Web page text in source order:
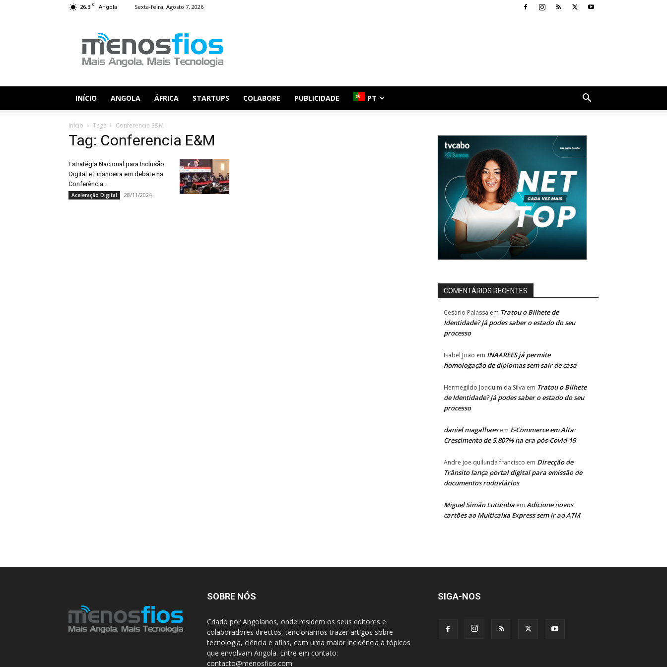
26.3 C Angola Sexta-feira, Agosto 7, 2026
Fios
INÍCIO ANGOLA ÁFRICA STARTUPS COLABORE PUBLICIDADE PT
Início Tags Conferencia E&M
Tag: Conferencia E&M
Estratégia Nacional para Inclusão
Digital e Financeira em debate na
Conferência...
Aceleração Digital 28/11/2024
COMENTÁRIOS RECENTES
Cesário Palassa em Tratou o Bilhete de
Identidade? Já podes saber o estado do seu
processo
Isabel João em INAAREES já permite
homologação de diplomas sem sair de casa
Hermegildo Joaquim da Silva em Tratou o Bilhete
de Identidade? Já podes saber o estado do seu
processo
daniel magalhaesem E-Commerce em Alta:
Crescimento de 5.807% na era pós-Covid-19
Andre joe quilunda francisco em Direcção de
Trânsito lança portal digital para emissão de
documentos rodoviários
Miguel Simão Lutumba em Adicione novos
cartões ao Multicaixa Express sem ir ao ATM
SOBRE NÓS
Criado por Angolanos, onde residem os seus editores e
colaboradores directos, tencionamos trazer artigos sobre
tecnologia, ciência e afins, com uma maior incidência à tópicos
que envolvam Angola. Entre em contato:
contacto@menosfios.com
SIGA-NOS